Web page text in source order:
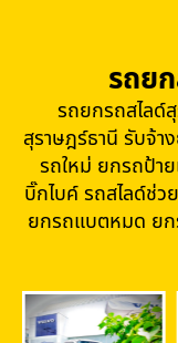
รถย
รถยกรถสไลด์
สุราษฎร์ธานี รับจ้
รถใหม่ ยกรถป้า
บิ๊กไบค์ รถสไลด์ช่
ยกรถแบตหมด ยก